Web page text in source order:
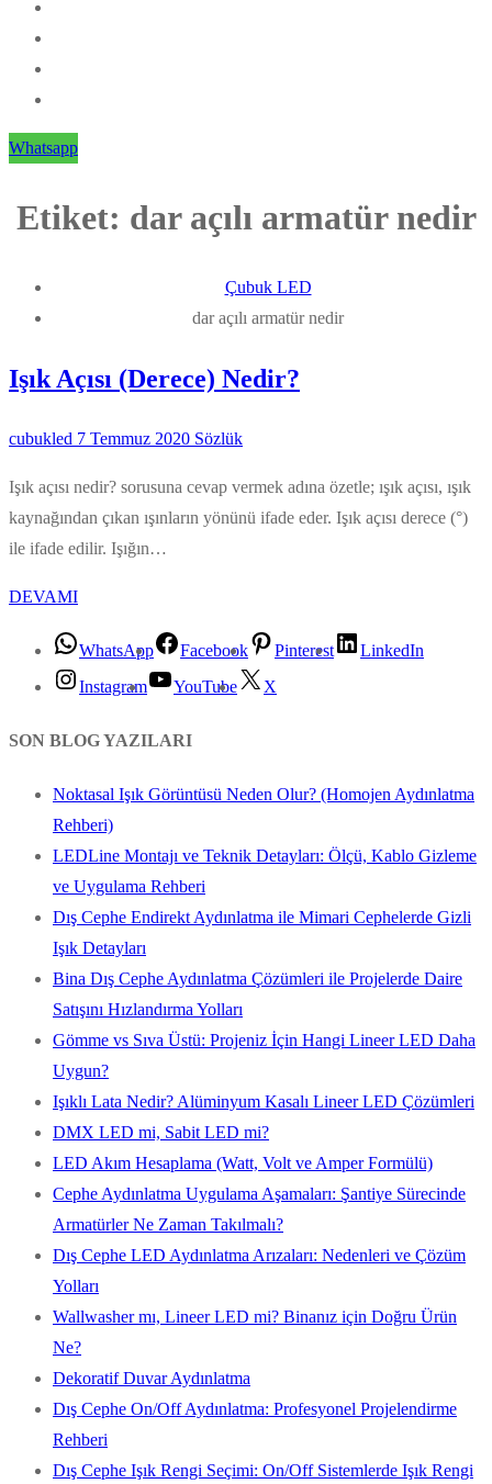
Whatsapp
Etiket: dar açılı armatür nedir
Çubuk LED
dar açılı armatür nedir
Işık Açısı (Derece) Nedir?
cubukled 7 Temmuz 2020 Sözlük
Işık açısı nedir? sorusuna cevap vermek adına özetle; ışık açısı, ışık
kaynağından çıkan ışınların yönünü ifade eder. Işık açısı derece (°)
ile ifade edilir. Işığın…
DEVAMI
WhatsApp Facebook Pinterest
LinkedIn
Instagram
YouTube X
SON BLOG YAZILARI
Noktasal Işık Görüntüsü Neden Olur? (Homojen Aydınlatma
Rehberi)
LEDLine Montajı ve Teknik Detayları: Ölçü, Kablo Gizleme
ve Uygulama Rehberi
Dış Cephe Endirekt Aydınlatma ile Mimari Cephelerde Gizli
Işık Detayları
Bina Dış Cephe Aydınlatma Çözümleri ile Projelerde Daire
Satışını Hızlandırma Yolları
Gömme vs Sıva Üstü: Projeniz İçin Hangi Lineer LED Daha
Uygun?
Işıklı Lata Nedir? Alüminyum Kasalı Lineer LED Çözümleri
DMX LED mi, Sabit LED mi?
LED Akım Hesaplama (Watt, Volt ve Amper Formülü)
Cephe Aydınlatma Uygulama Aşamaları: Şantiye Sürecinde
Armatürler Ne Zaman Takılmalı?
Dış Cephe LED Aydınlatma Arızaları: Nedenleri ve Çözüm
Yolları
Wallwasher mı, Lineer LED mi? Binanız için Doğru Ürün
Ne?
Dekoratif Duvar Aydınlatma
Dış Cephe On/Off Aydınlatma: Profesyonel Projelendirme
Rehberi
Dış Cephe Işık Rengi Seçimi: On/Off Sistemlerde Işık Rengi